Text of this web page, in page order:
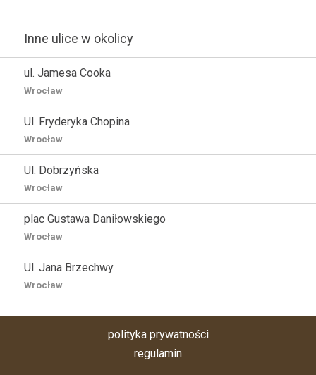
Inne ulice w okolicy
ul. Jamesa Cooka
Wrocław
Ul. Fryderyka Chopina
Wrocław
Ul. Dobrzyńska
Wrocław
plac Gustawa Daniłowskiego
Wrocław
Ul. Jana Brzechwy
Wrocław
polityka prywatności
regulamin